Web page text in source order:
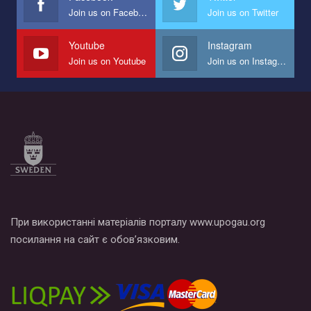
Мы просим вас поддержать нас и помочь нам реализовать
наш план по борьбе с насилием и дискриминацией на почве
СОГИ в Украине.
Все, что вам нужно сделать - это зайти на наш канал YouTube
по этой ссылке и поставить лайк под видео.
Join us on Facebook Join us on Twitter
Youtube
Join us on Youtube
Instagram
Join us on Instagram
При використанні матеріалів порталу www.upogau.org
посилання на сайт є обов’язковим.